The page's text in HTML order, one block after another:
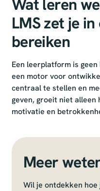
Wat leren
LMS zet je
bereiken
Een leerplatform is
een motor voor
centraal te stellen en
geven, groeit niet alleen
motivatie en
Meer
Wil je ontdekken